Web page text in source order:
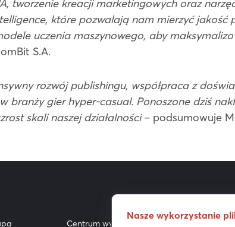
tworzenie kreacji marketingowych oraz
które pozwalają nam mierzyć
uczenia maszynowego, aby
S.A.
rozwój publishingu, współpraca z
gier hyper-casual. Ponoszone dziś
skali naszej działalności– podsumowuje
Centrum wyników Akcjonariat
Nasze wykorzystanie